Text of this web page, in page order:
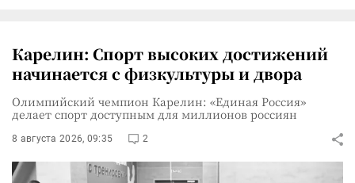
Карелин: Спорт высоких достижений
начинается с физкультуры и двора
Олимпийский чемпион Карелин: «Единая Россия»
делает спорт доступным для миллионов россиян
8 августа 2026, 09:35 2